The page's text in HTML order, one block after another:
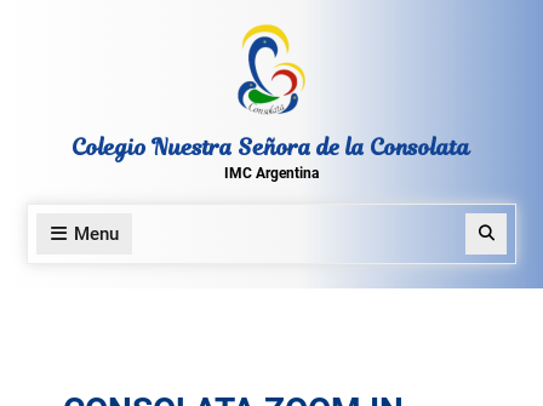
Colegio Nuestra Señora de la Consolata
IMC Argentina
Menu Search